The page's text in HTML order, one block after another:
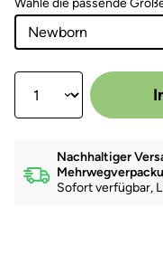
Wähle die passende
Produkt Anzahl: Gib den
Nachhaltiger
Sofort verfügbar,